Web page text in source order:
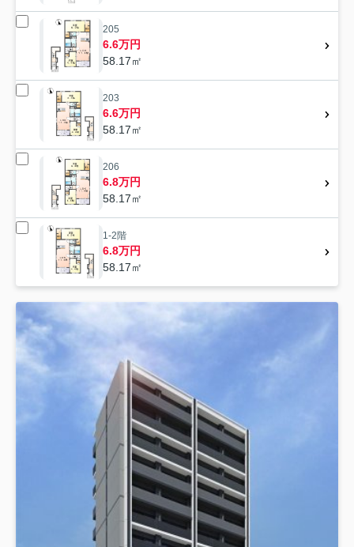
205
6.6万円
58.17㎡
203
6.6万円
58.17㎡
206
6.8万円
58.17㎡
1-2階
6.8万円
58.17㎡